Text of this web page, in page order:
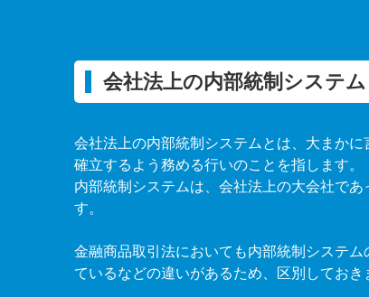
会社法上の内部統制システ
会社法上の内部統制システムとは、大まか
確立するよう務める行いのことを指します。
内部統制システムは、会社法上の大会社で
す。
金融商品取引法においても内部統制システ
ているなどの違いがあるため、区別しておき